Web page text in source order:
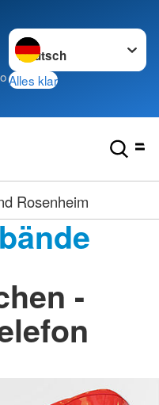
Sprache wechseln zu
Alles klar
Rosenheim
-